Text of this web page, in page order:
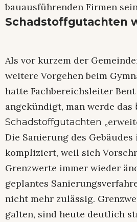
bauausführenden Firmen
Schadstoffgutachten
Als vor kurzem der
weitere Vorgehen beim
hatte Fachbereichsleiter
angekündigt, man werde das
Schadstoffgutachten
Die Sanierung des
kompliziert, weil sich
Grenzwerte immer wieder
geplantes
nicht mehr zulässig.
galten, sind heute deutlich